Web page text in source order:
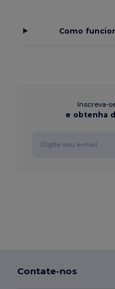
Como
Inscreva-
e obtenha
Contate-nos